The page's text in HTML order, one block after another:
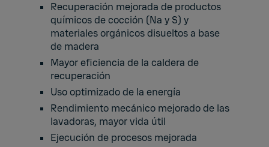
Recuperación mejorada de productos
químicos de cocción (Na y S) y
materiales orgánicos disueltos a base
de madera
Mayor eficiencia de la caldera de
recuperación
Uso optimizado de la energía
Rendimiento mecánico mejorado de las
lavadoras, mayor vida útil
Ejecución de procesos mejorada